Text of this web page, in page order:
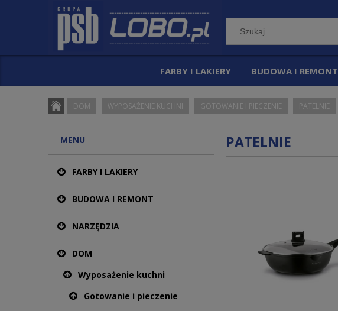
FARBY I LAKIERY BUDOWA I REMONT
DOM WYPOSAŻENIE KUCHNI GOTOWANIE I PIECZENIE PATELNIE
MENU
FARBY I LAKIERY
BUDOWA I REMONT
NARZĘDZIA
DOM
Wyposażenie kuchni
Gotowanie i pieczenie
PATELNIE